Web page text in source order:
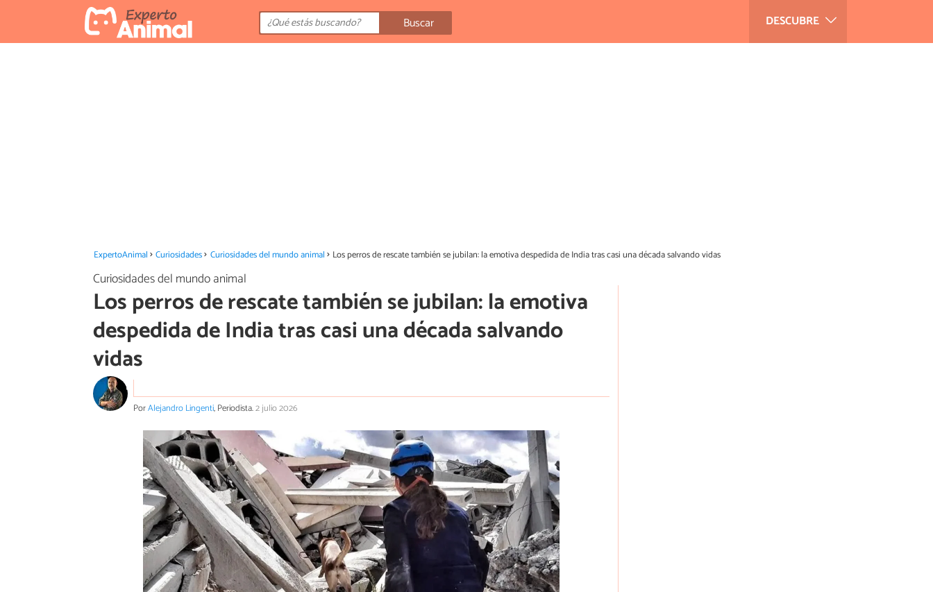
DESCUBRE
Buscar
ExpertoAnimal Curiosidades Curiosidades del mundo animal Los perros de rescate también se jubilan: la emotiva despedida de India tras casi una década salvando vidas
Curiosidades del mundo animal
Los perros de rescate también se jubilan: la emotiva
despedida de India tras casi una década salvando
vidas
PorAlejandro Lingenti, Periodista.2 julio 2026